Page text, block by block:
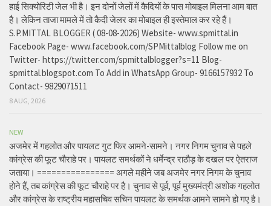
हाई सिक्योरिटी जेल भी है। इन दोनों जेलों में कैदियों के पास मोबाइल मिलना आम बात
है। लेकिन ताजा मामले में तो कैदी जेलर का मोबाइल ही इस्तेमाल कर रहे हैं।
S.P.MITTAL BLOGGER ( 08-08-2026) Website- www.spmittal.in
Facebook Page- www.facebook.com/SPMittalblog Follow me on
Twitter- https://twitter.com/spmittalblogger?s=11 Blog-
spmittal.blogspot.com To Add in WhatsApp Group- 9166157932 To
Contact- 9829071511
8 AUG, 2026
NEW
अजमेर में गहलोत और पायलट गुट फिर आमने-सामने। नगर निगम चुनाव से पहले
कांग्रेस की फूट चौराहे पर। पायलट समर्थकों ने धर्मेन्द्र राठौड़ के दखल पर ऐतराज
जताया। ================ अगले महीने जब अजमेर नगर निगम के चुनाव
होने हैं, तब कांग्रेस की फूट चौराहे पर है। चुनाव से पूर्व, पूर्व मुख्यमंत्री अशोक गहलोत
और कांग्रेस के राष्ट्रीय महासचिव सचिन पायलट के समर्थक आमने सामने हो गए है।